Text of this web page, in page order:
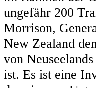
ungefähr 200
Morrison,
New Zealand
von
ist. Es ist eine